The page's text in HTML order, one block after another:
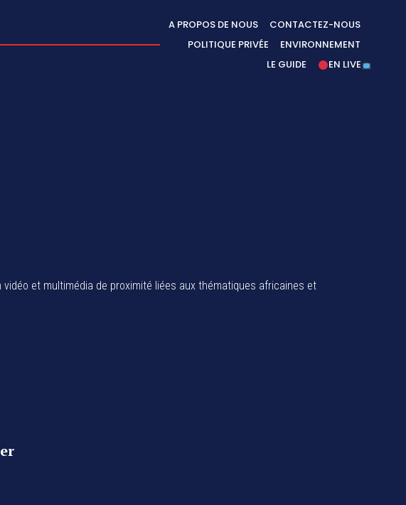
A PROPOS DE NOUS
CONTACTEZ-NOUS
POLITIQUE PRIVÉE
ENVIRONNEMENT
LE GUIDE
EN LIVE
et multimédia de proximité liées aux thématiques africaines et